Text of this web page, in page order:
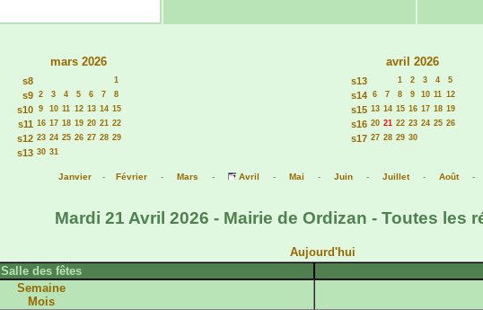
mars 2026
s8 1
s9 2 3 4 5 6 7 8
s10 9 10 11 12 13 14 15
s11 16 17 18 19 20 21 22
s12 23 24 25 26 27 28 29
s13 30 31
avril 2026
s13 1 2 3 4 5
s14 6 7 8 9 10 11 12
s15 13 14 15 16 17 18 19
s16 20 21 22 23 24 25 26
s17 27 28 29 30
Janvier - Février - Mars - Avril - Mai - Juin - Juillet- Août-
Mardi 21 Avril 2026 - Mairie de Ordizan - Toutes les
Aujourd'hui
Salle des fêtes
Semaine
Mois